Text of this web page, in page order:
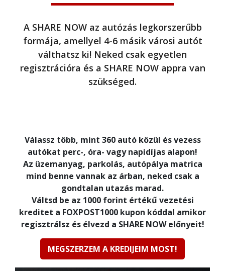
A SHARE NOW az autózás legkorszerűbb
formája, amellyel 4-6 másik városi autót
válthatsz ki! Neked csak egyetlen
regisztrációra és a SHARE NOW appra van
szükséged.
Válassz több, mint 360 autó közül és vezess
autókat perc-, óra- vagy napidíjas alapon!
Az üzemanyag, parkolás, autópálya matrica
mind benne vannak az árban, neked csak a
gondtalan utazás marad.
Váltsd be az 1000 forint értékű vezetési
kreditet a FOXPOST1000 kupon kóddal amikor
regisztrálsz és élvezd a SHARE NOW előnyeit!
MEGSZERZEM A KREDIJEIM MOST!